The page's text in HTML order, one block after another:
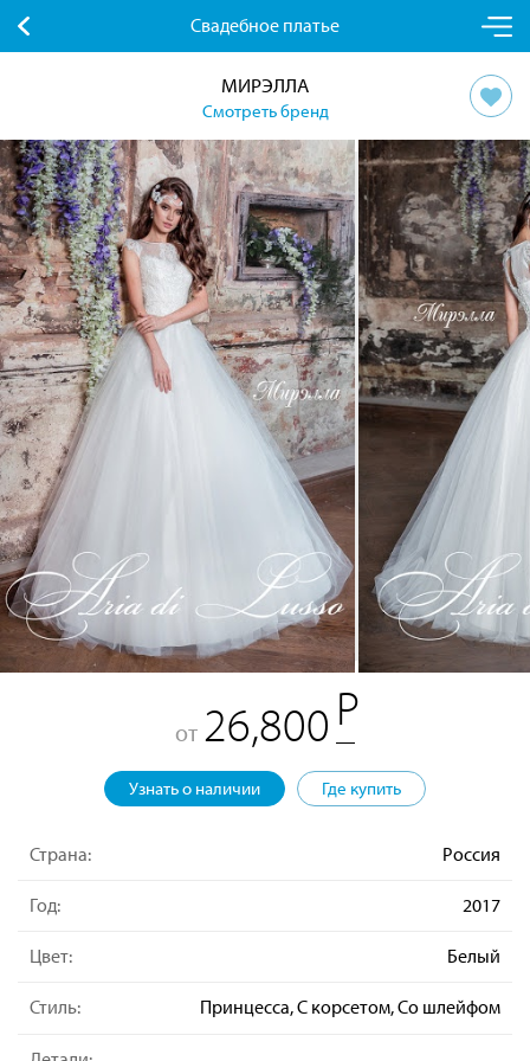
Свадебное платье
МИРЭЛЛА
Смотреть бренд
от 26,800
Узнать о наличии Где купить
Страна: Россия
Год: 2017
Цвет: Белый
Стиль: Принцесса, С корсетом, Со шлейфом